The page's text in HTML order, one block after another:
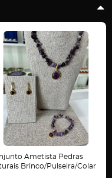
Ametista Pedras
Brinco/Pulseira/Colar